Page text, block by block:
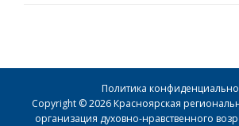
Политика
Copyright © 2026 Красноярская
организация духовно-нравственного